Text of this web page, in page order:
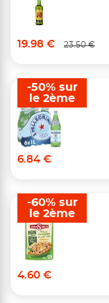
19.98 € 23.50 €
6.84 €
-50% sur
le 2ème
4.60 €
-60% sur
le 2ème